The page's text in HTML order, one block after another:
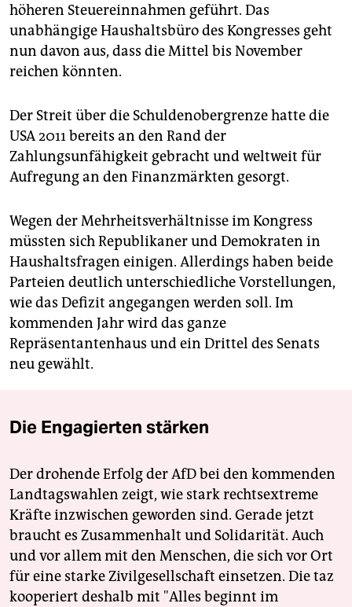
höheren Steuereinnahmen geführt. Das
unabhängige Haushaltsbüro des Kongresses geht
nun davon aus, dass die Mittel bis November
reichen könnten.
Der Streit über die Schuldenobergrenze hatte die
USA 2011 bereits an den Rand der
Zahlungsunfähigkeit gebracht und weltweit für
Aufregung an den Finanzmärkten gesorgt.
Wegen der Mehrheitsverhältnisse im Kongress
müssten sich Republikaner und Demokraten in
Haushaltsfragen einigen. Allerdings haben beide
Parteien deutlich unterschiedliche Vorstellungen,
wie das Defizit angegangen werden soll. Im
kommenden Jahr wird das ganze
Repräsentantenhaus und ein Drittel des Senats
neu gewählt.
Die Engagierten stärken
Der drohende Erfolg der AfD bei den kommenden
Landtagswahlen zeigt, wie stark rechtsextreme
Kräfte inzwischen geworden sind. Gerade jetzt
braucht es Zusammenhalt und Solidarität. Auch
und vor allem mit den Menschen, die sich vor Ort
für eine starke Zivilgesellschaft einsetzen. Die taz
kooperiert deshalb mit "Alles beginnt im